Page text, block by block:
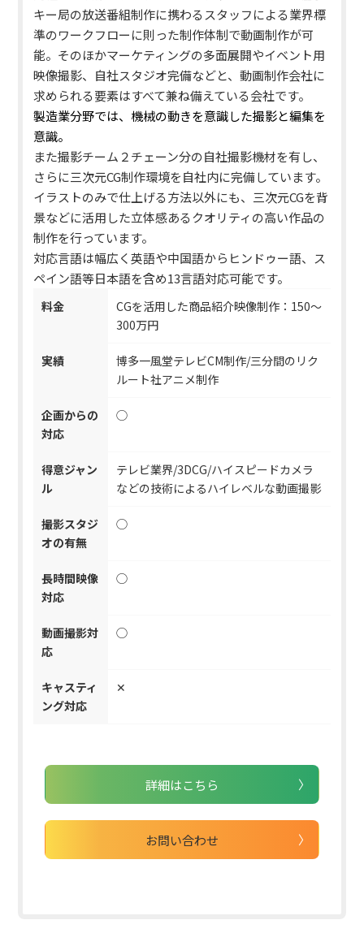
キー局の放送番組制作に携わるスタッフによる業界標
準のワークフローに則った制作体制で動画制作が可
能。そのほかマーケティングの多面展開やイベント用
映像撮影、自社スタジオ完備などと、動画制作会社に
求められる要素はすべて兼ね備えている会社です。
製造業分野では、機械の動きを意識した撮影と編集を
意識。
また撮影チーム２チェーン分の自社撮影機材を有し、
さらに三次元CG制作環境を自社内に完備しています。
イラストのみで仕上げる方法以外にも、三次元CGを背
景などに活用した立体感あるクオリティの高い作品の
制作を行っています。
対応言語は幅広く英語や中国語からヒンドゥー語、ス
ペイン語等日本語を含め13言語対応可能です。
料金
CGを活用した商品紹介映像制作：150～
300万円
実績
博多一風堂テレビCM制作/三分間のリク
ルート社アニメ制作
企画からの
対応
◯
得意ジャン
ル
テレビ業界/3DCG/ハイスピードカメラ
などの技術によるハイレベルな動画撮影
撮影スタジ
オの有無
◯
長時間映像
対応
◯
動画撮影対
応
◯
キャスティ
ング対応
✕
詳細はこちら
お問い合わせ